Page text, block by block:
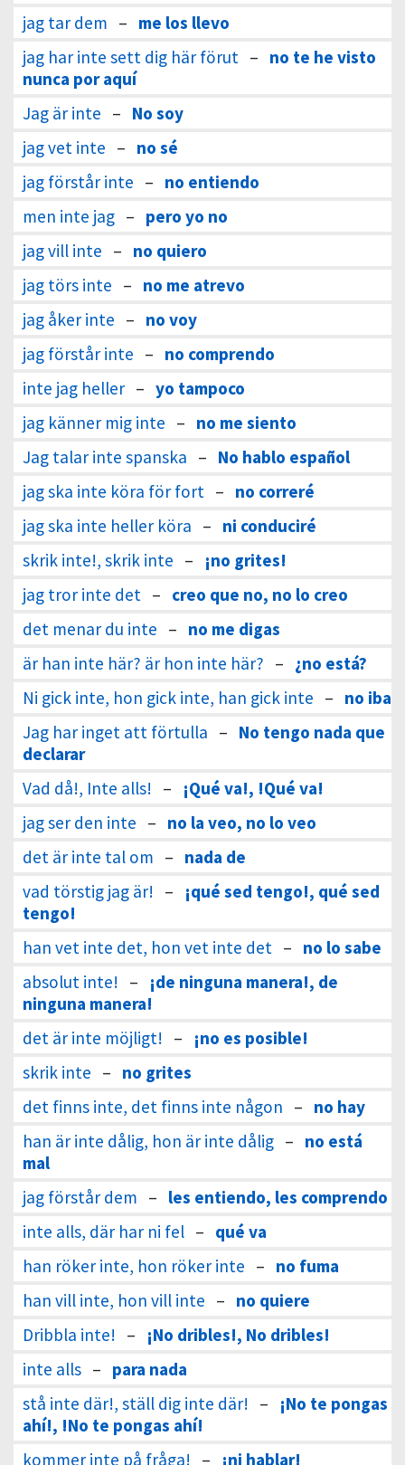
jag tar dem – me los llevo
jag har inte sett dig här förut – no te he visto
nunca por aquí
Jag är inte – No soy
jag vet inte – no sé
jag förstår inte – no entiendo
men inte jag – pero yo no
jag vill inte – no quiero
jag törs inte – no me atrevo
jag åker inte – no voy
jag förstår inte – no comprendo
inte jag heller – yo tampoco
jag känner mig inte – no me siento
Jag talar inte spanska – No hablo español
jag ska inte köra för fort – no correré
jag ska inte heller köra – ni conduciré
skrik inte!, skrik inte –
¡no grites!
jag tror inte det – creo que no, no lo creo
det menar du inte – no me digas
är han inte här? är hon inte här? – ¿no está?
Ni gick inte, hon gick inte, han gick inte – no iba
Jag har inget att förtulla – No tengo nada que
declarar
Vad då!, Inte alls! –
¡Qué va!, !Qué va!
jag ser den inte – no la veo, no lo veo
det är inte tal om – nada de
vad törstig jag är! –
¡qué sed tengo!, qué sed
tengo!
han vet inte det, hon vet inte det – no lo sabe
absolut inte! –
¡de ninguna manera!, de
ninguna manera!
det är inte möjligt! –
¡no es posible!
skrik inte – no grites
det finns inte, det finns inte någon – no hay
han är inte dålig, hon är inte dålig – no está
mal
jag förstår dem – les entiendo, les comprendo
inte alls, där har ni fel – qué va
han röker inte, hon röker inte – no fuma
han vill inte, hon vill inte – no quiere
Dribbla inte! –
¡No dribles!, No dribles!
inte alls – para nada
stå inte där!, ställ dig inte där! –
¡No te pongas
ahí!, !No te pongas ahí!
kommer inte på fråga! – ¡ni hablar!